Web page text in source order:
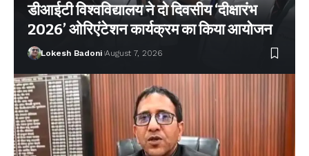
डीआईटी विश्वविद्यालय ने दो दिवसीय ‘दीक्षारंभ
2026’ ओरिएंटेशन कार्यक्रम का किया आयोजन
Lokesh Badoni August 7, 2026